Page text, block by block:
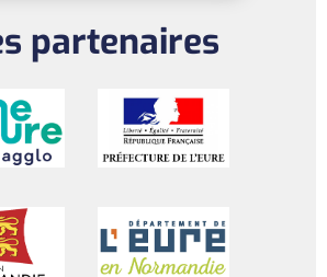
partenaires